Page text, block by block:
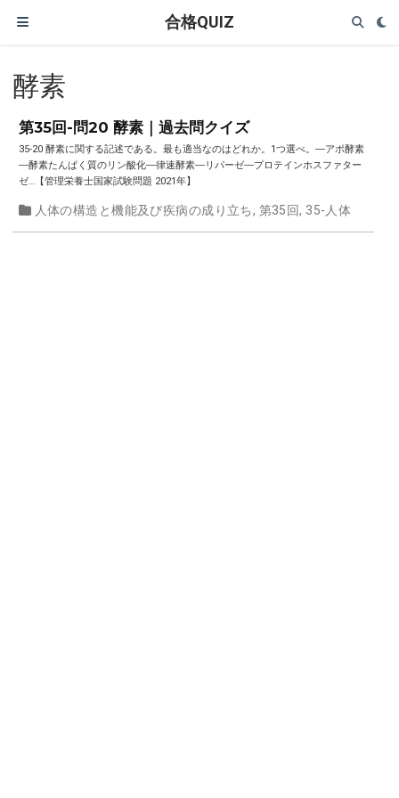
合格QUIZ
酵素
第35回-問20 酵素｜過去問クイズ
35-20 酵素に関する記述である。最も適当なのはどれか。1つ選べ。―アポ酵素
―酵素たんぱく質のリン酸化―律速酵素―リパーゼ―プロテインホスファター
ゼ…【管理栄養士国家試験問題 2021年】
人体の構造と機能及び疾病の成り立ち, 第35回, 35-人体